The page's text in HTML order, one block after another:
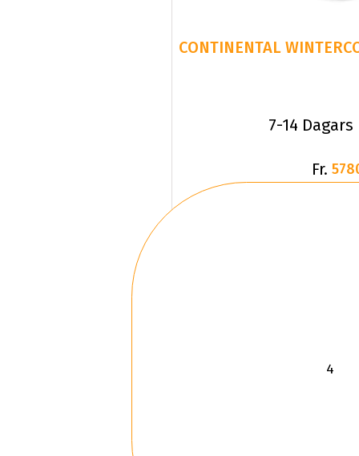
CONTINENTAL
7-14
Fr.